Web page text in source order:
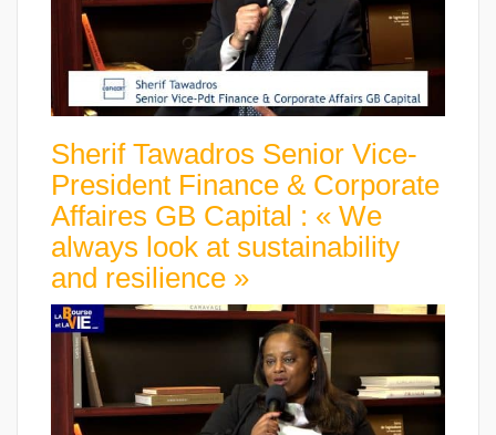
Sherif Tawadros Senior Vice-
President Finance & Corporate
Affaires GB Capital : « We
always look at sustainability
and resilience »